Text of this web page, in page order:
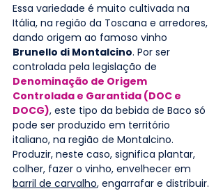
Essa variedade é muito cultivada na
Itália, na região da Toscana e arredores,
dando origem ao famoso vinho
Brunello di Montalcino. Por ser
controlada pela legislação de
Denominação de Origem
Controlada e Garantida (DOC e
DOCG), este tipo da bebida de Baco só
pode ser produzido em território
italiano, na região de Montalcino.
Produzir, neste caso, significa plantar,
colher, fazer o vinho, envelhecer em
barril de carvalho, engarrafar e distribuir.